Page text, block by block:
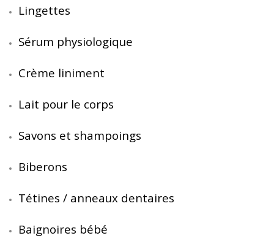
Lingettes
Sérum physiologique
Crème liniment
Lait pour le corps
Savons et shampoings
Biberons
Tétines / anneaux dentaires
Baignoires bébé